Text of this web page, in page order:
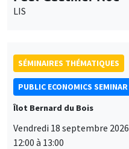
LIS
SÉMINAIRES THÉMATIQUES
PUBLIC ECONOMICS SEMINAR
Îlot Bernard du Bois
Vendredi 18 septembre 2026
12:00 à 13:00